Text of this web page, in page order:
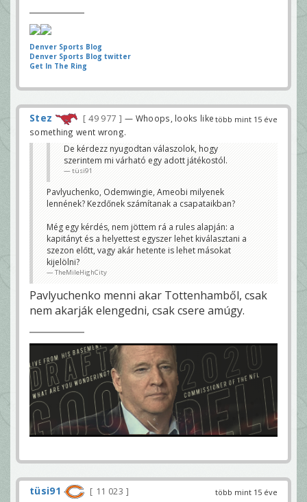
Denver Sports Blog
Denver Sports Blog twitter
Get In The Ring
több mint 15 éve
Stez 49 977
— Whoops, looks like
something went wrong.
De kérdezz nyugodtan válaszolok, hogy
szerintem mi várható egy adott játékostól.
tüsi91
Pavlyuchenko, Odemwingie, Ameobi milyenek
lennének? Kezdőnek számítanak a csapataikban?
Még egy kérdés, nem jöttem rá a rules alapján: a
kapitányt és a helyettest egyszer lehet kiválasztani a
szezon előtt, vagy akár hetente is lehet másokat
kijelölni?
TheMileHighCity
Pavlyuchenko menni akar Tottenhamből, csak
nem akarják elengedni, csak csere amúgy.
több mint 15 éve
tüsi91
11 023